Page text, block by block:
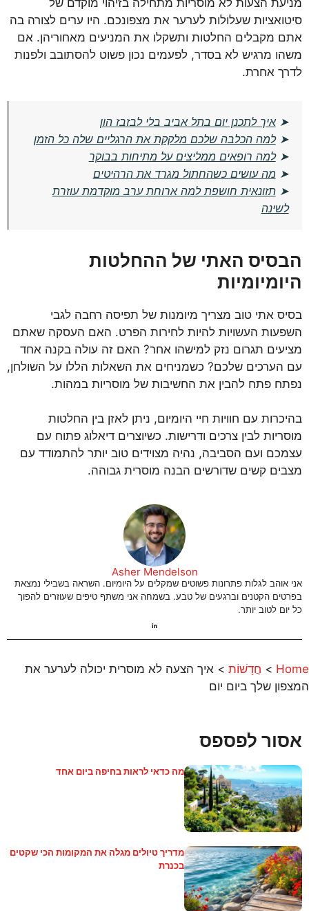
מניעת הצעות לא מוסריות מתחילה בזיהוי מוקדם של
סיטואציות שעלולות לערער את מצפונכם. היו ערים לצורה בה
אתם מקבלים החלטות ותשקלו את המניעים מאחוריהן. אם
משהו מרגיש לא בסדר, לפעמים נכון פשוט להסתובב ולפנות
לדרך אחרת.
➤איך לתכנן יום בתל אביב בלי לבזבז הון
➤למה הכלבה שלכם מלקקת את הרגליים שלה כל הזמן
➤למה רופאים ממליצים על מתיחות בבוקר
➤ מה עושים כשהחתול מגרד את הרהיטים
➤תזונאית חושפת למה ארוחת ערב מוקדמת עוזרת
לשינה
הבסיס האתי של ההחלטות
היומיומיות
בסיס אתי טוב מצריך מיומנות של תפיסה רחבה לגבי
השפעות העשויות להיות לחירות הפרט. האם העסקה שאתם
מציעים תגרום נזק למישהו אחר? האם זה עולה בקנה אחד
עם הערכים שלכם? כשמניחים את השאלות הללו על השולחן,
נפתח פתח להבין את החשיבות של מוסריות במהות.
בהיכרות עם חוויות חיי היומיום, ניתן לאזן בין החלטות
מוסריות לבין צרכים ודרישות. כשיוצרים דיאלוג פתוח עם
עצמכם ועם הסביבה, נהיה מצוידים טוב יותר להתמודד עם
מצבים קשים שדורשים הבנה מוסרית גבוהה.
Asher Mendelson
אני אוהב לגלות פתרונות פשוטים שמקלים על היומיום. השראה בשבילי נמצאת
בפרטים הקטנים וברגעים של טבע. בשמחה אני משתף טיפים שעוזרים להפוך
כל יום לטוב יותר.
Home
> חֲדָשׁוֹת > איך הצעה לא מוסרית יכולה לערער את
המצפון שלך ביום יום
אסור לפספס
מה כדאי לראות בחיפה ביום אחד
מדריך טיולים מגלה את המקומות הכי שקטים
בכנרת